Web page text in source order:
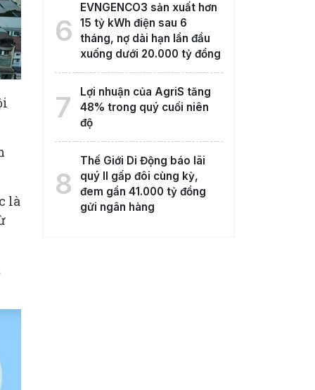
là
6
EVNGENCO3 sản xuất hơn
15 tỷ kWh điện sau 6
tháng, nợ dài hạn lần đầu
xuống dưới 20.000 tỷ đồng
7
Lợi nhuận của AgriS tăng
48% trong quý cuối niên
độ
8
Thế Giới Di Động báo lãi
quý II gấp đôi cùng kỳ,
đem gần 41.000 tỷ đồng
gửi ngân hàng